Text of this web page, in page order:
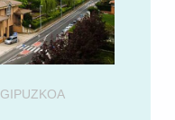
GIPUZKOA